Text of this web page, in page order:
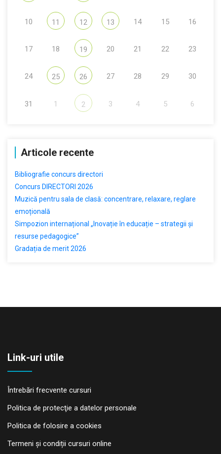
10 11 12 13 14 15 16
17 18 19 20 21 22 23
24 25 26 27 28 29 30
31 1 2 3 4 5 6
Articole recente
Bibliografie concurs directori
Concurs DIRECTORI 2026
Muzică pentru sala de clasă: concentrare, relaxare, reglare
emoțională
Simpozion internațional „Inovație în educație – strategii și
resurse pedagogice”
Gradația de merit 2026
Link-uri utile
Întrebări frecvente cursuri
Politica de protecţie a datelor personale
Politica de folosire a cookies
Termeni și condiții cursuri online